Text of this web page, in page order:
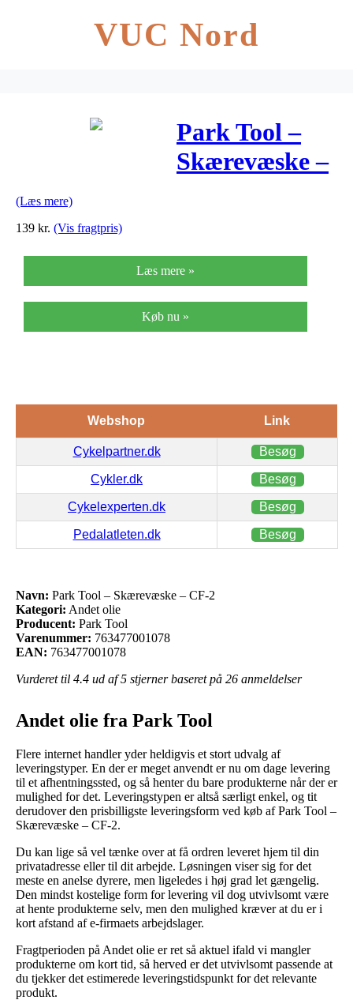
VUC Nord
Park Tool –
Skærevæske –
(Læs mere)
139 kr. (Vis fragtpris)
Læs mere »
Køb nu »
Webshop Link
Cykelpartner.dk Besøg
Cykler.dk Besøg
Cykelexperten.dk Besøg
Pedalatleten.dk Besøg
Navn: Park Tool – Skærevæske – CF-2
Kategori: Andet olie
Producent: Park Tool
Varenummer: 763477001078
EAN: 763477001078
Vurderet til 4.4 ud af 5 stjerner baseret på 26 anmeldelser
Andet olie fra Park Tool
Flere internet handler yder heldigvis et stort udvalg af
leveringstyper. En der er meget anvendt er nu om dage levering
til et afhentningssted, og så henter du bare produkterne når der er
mulighed for det. Leveringstypen er altså særligt enkel, og tit
derudover den prisbilligste leveringsform ved køb af Park Tool –
Skærevæske – CF-2.
Du kan lige så vel tænke over at få ordren leveret hjem til din
privatadresse eller til dit arbejde. Løsningen viser sig for det
meste en anelse dyrere, men ligeledes i høj grad let gængelig.
Den mindst kostelige form for levering vil dog utvivlsomt være
at hente produkterne selv, men den mulighed kræver at du er i
kort afstand af e-firmaets arbejdslager.
Fragtperioden på Andet olie er ret så aktuel ifald vi mangler
produkterne om kort tid, så herved er det utvivlsomt passende at
du tjekker det estimerede leveringstidspunkt for det relevante
produkt.